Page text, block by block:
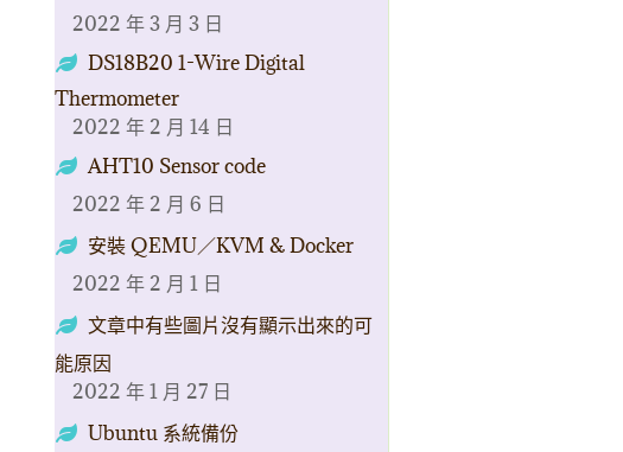
2022 年 3 月 3 日
DS18B20 1-Wire Digital
Thermometer
2022 年 2 月 14 日
AHT10 Sensor code
2022 年 2 月 6 日
安裝 QEMU／KVM & Docker
2022 年 2 月 1 日
文章中有些圖片沒有顯示出來的可
能原因
2022 年 1 月 27 日
Ubuntu 系統備份